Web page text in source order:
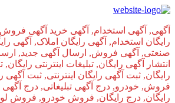
آگهی, آگهی استخدام, آگهی خرید آگهی فروش,
رایگان استخدام, آگهی رایگان املاک, آگهی
صنعتی, آگهی فروش, ارسال آگهی جدید,
انتشار آگهی رایگان, تبلیغات اینترنتی رایگان,
رایگان, ثبت آگهی رایگان اینترنتی, ثبت آگهی
فروش, خودرو, درج آگهی تبلیغاتی, درج آگهی
رایگان, درج رایگان, فروش خودرو, فروش